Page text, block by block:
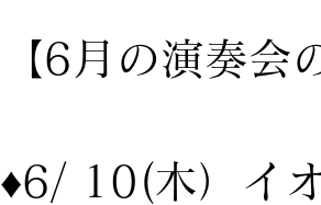
【6月の演奏会
♦︎6/ 10(木）イ